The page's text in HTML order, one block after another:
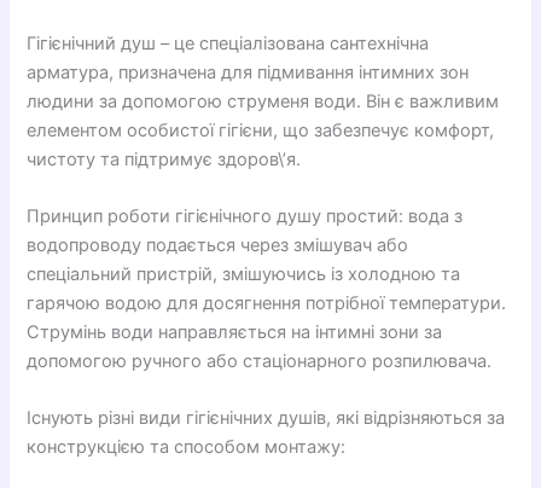
Гігієнічний душ – це спеціалізована сантехнічна
арматура, призначена для підмивання інтимних зон
людини за допомогою струменя води. Він є важливим
елементом особистої гігієни, що забезпечує комфорт,
чистоту та підтримує здоров\’я.
Принцип роботи гігієнічного душу простий: вода з
водопроводу подається через змішувач або
спеціальний пристрій, змішуючись із холодною та
гарячою водою для досягнення потрібної температури.
Струмінь води направляється на інтимні зони за
допомогою ручного або стаціонарного розпилювача.
Існують різні види гігієнічних душів, які відрізняються за
конструкцією та способом монтажу: